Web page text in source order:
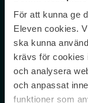
För att kunna ge
Eleven cookies.
ska kunna
krävs för cookies
och analysera
och anpassat
funktioner som
Never
Sign up
Genom att